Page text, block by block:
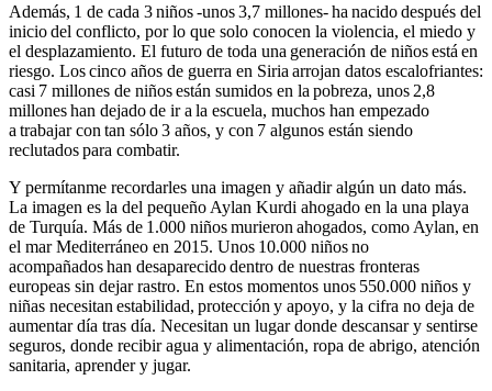
Además, 1 de cada 3 niños -unos 3,7 millones- ha nacido después del
inicio del conflicto, por lo que solo conocen la violencia, el miedo y
el desplazamiento. El futuro de toda una generación de niños está en
riesgo. Los cinco años de guerra en Siria arrojan datos escalofriantes:
casi 7 millones de niños están sumidos en la pobreza, unos 2,8
millones han dejado de ir a la escuela, muchos han empezado
a trabajar con tan sólo 3 años, y con 7 algunos están siendo
reclutados para combatir.
Y permítanme recordarles una imagen y añadir algún un dato más.
La imagen es la del pequeño Aylan Kurdi ahogado en la una playa
de Turquía. Más de 1.000 niños murieron ahogados, como Aylan, en
el mar Mediterráneo en 2015. Unos 10.000 niños no
acompañados han desaparecido dentro de nuestras fronteras
europeas sin dejar rastro. En estos momentos unos 550.000 niños y
niñas necesitan estabilidad, protección y apoyo, y la cifra no deja de
aumentar día tras día. Necesitan un lugar donde descansar y sentirse
seguros, donde recibir agua y alimentación, ropa de abrigo, atención
sanitaria, aprender y jugar.